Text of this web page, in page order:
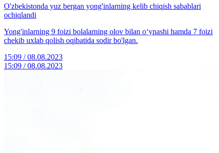
O'zbekistonda yuz bergan yong'inlarning kelib chiqish sabablari
ochiqlandi
Yong'inlarning 9 foizi bolalarning olov bilan o‘ynashi hamda 7 foizi
chekib uxlab qolish oqibatida sodir bo'lgan.
15:09 / 08.08.2023
15:09 / 08.08.2023